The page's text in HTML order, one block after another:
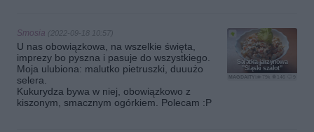
Sałatka jarzynowa
"Śląski szałot"
146
MAGDAITYLE
Smosia (2022-09-18 10:57)
U nas obowiązkowa, na wszelkie święta,
imprezy bo pyszna i pasuje do wszystkiego.
Moja ulubiona: malutko pietruszki, duuużo
selera.
Kukurydza bywa w niej, obowiązkowo z
kiszonym, smacznym ogórkiem. Polecam :P